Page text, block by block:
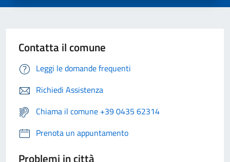
Contatta il comune
Leggi le domande frequenti
Richiedi Assistenza
Chiama il comune +39 0435 62314
Prenota un appuntamento
Problemi in città